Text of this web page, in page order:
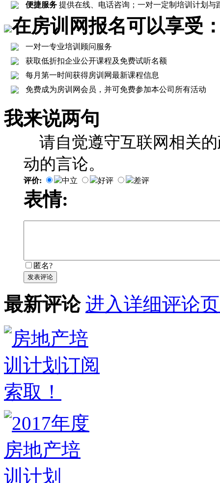
便捷服务 提供在线、电话咨询；一对一定制培训计划
在房训网报名可以享受
一对一专业培训顾问服务
获取低折扣企业公开课程及免费试听名额
每月第一时间获得房训网最新课程信息
免费成为房训网会员，并可免费参加本公司所有活动
我来说两句
请自觉遵守互联网相关
动的言论。
评价: 中立 好评 差评
表情:
匿名?
发表评论
最新评论 进入详细评论